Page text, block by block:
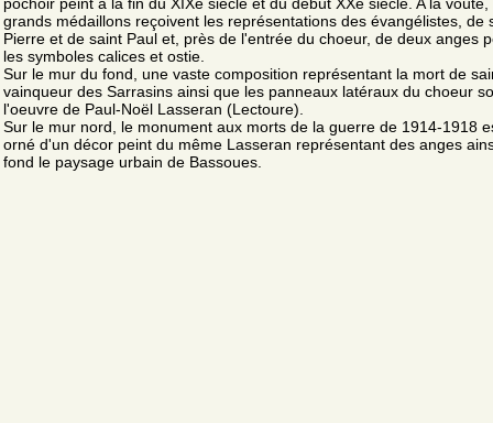
grands médaillons reçoivent les représentations des évangélistes, de
Pierre et de saint Paul et, près de l'entrée du choeur, de deux anges
les symboles calices et ostie.
Sur le mur du fond, une vaste composition représentant la mort de
vainqueur des Sarrasins ainsi que les panneaux latéraux du choeur
l'oeuvre de Paul-Noël Lasseran (Lectoure).
Sur le mur nord, le monument aux morts de la guerre de 1914-1918
orné d'un décor peint du même Lasseran représentant des anges
fond le paysage urbain de Bassoues.